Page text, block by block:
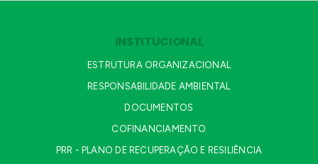
INSTITUCIONAL
ESTRUTURA ORGANIZACIONAL
RESPONSABILIDADE AMBIENTAL
DOCUMENTOS
COFINANCIAMENTO
PRR - PLANO DE RECUPERAÇÃO E RESILIÊNCIA